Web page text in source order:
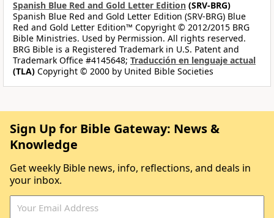
Spanish Blue Red and Gold Letter Edition (SRV-BRG)
Spanish Blue Red and Gold Letter Edition (SRV-BRG) Blue
Red and Gold Letter Edition™ Copyright © 2012/2015 BRG
Bible Ministries. Used by Permission. All rights reserved.
BRG Bible is a Registered Trademark in U.S. Patent and
Trademark Office #4145648; Traducción en lenguaje actual
(TLA) Copyright © 2000 by United Bible Societies
Sign Up for Bible Gateway: News &
Knowledge
Get weekly Bible news, info, reflections, and deals in
your inbox.